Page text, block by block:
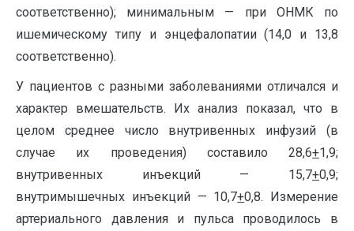
соответственно); минимальным — при ОНМК по
ишемическому типу и энцефалопатии (14,0 и 13,8
соответственно).
У пациентов с разными заболеваниями отличался и
характер вмешательств. Их анализ показал, что в
целом среднее число внутривенных инфузий (в
случае их проведения) составило 28,6+1,9;
внутривенных инъекций — 15,7+0,9;
внутримышечных инъекций — 10,7+0,8. Измерение
артериального давления и пульса проводилось в